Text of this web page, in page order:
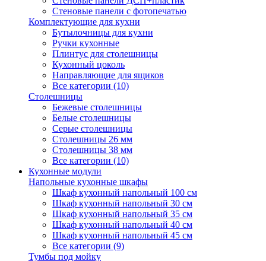
Стеновые панели с фотопечатью
Комплектующие для кухни
Бутылочницы для кухни
Ручки кухонные
Плинтус для столешницы
Кухонный цоколь
Направляющие для ящиков
Все категории (10)
Столешницы
Бежевые столешницы
Белые столешницы
Серые столешницы
Столешницы 26 мм
Столешницы 38 мм
Все категории (10)
Кухонные модули
Напольные кухонные шкафы
Шкаф кухонный напольный 100 см
Шкаф кухонный напольный 30 см
Шкаф кухонный напольный 35 см
Шкаф кухонный напольный 40 см
Шкаф кухонный напольный 45 см
Все категории (9)
Тумбы под мойку